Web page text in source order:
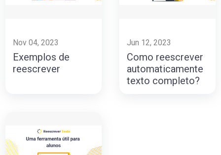
Nov 04, 2023
Exemplos de
reescrever
Jun 12, 2023
Como reescrever
automaticamente
texto completo?